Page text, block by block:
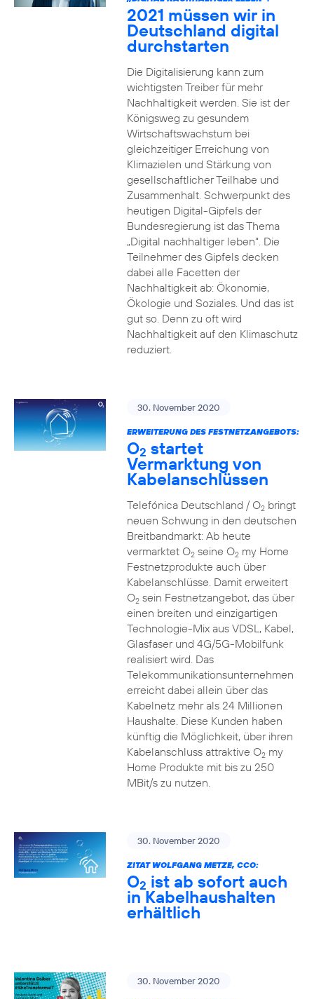
2021 müssen wir in
Deutschland digital
durchstarten
Die Digitalisierung kann zum
wichtigsten Treiber für mehr
Nachhaltigkeit werden. Sie ist der
Königsweg zu gesundem
Wirtschaftswachstum bei
gleichzeitiger Erreichung von
Klimazielen und Stärkung von
gesellschaftlicher Teilhabe und
Zusammenhalt. Schwerpunkt des
heutigen Digital-Gipfels der
Bundesregierung ist das Thema
„Digital nachhaltiger leben“. Die
Teilnehmer des Gipfels decken
dabei alle Facetten der
Nachhaltigkeit ab: Ökonomie,
Ökologie und Soziales. Und das ist
gut so. Denn zu oft wird
Nachhaltigkeit auf den Klimaschutz
reduziert.
30. November 2020
ERWEITERUNG DES FESTNETZANGEBOTS:
O2 startet
Vermarktung von
Kabelanschlüssen
Telefónica Deutschland / O2bringt
neuen Schwung in den deutschen
Breitbandmarkt: Ab heute
vermarktet O2seine O2my Home
Festnetzprodukte auch über
Kabelanschlüsse. Damit erweitert
O2sein Festnetzangebot, das über
einen breiten und einzigartigen
Technologie-Mix aus VDSL, Kabel,
Glasfaser und 4G/5G-Mobilfunk
realisiert wird. Das
Telekommunikationsunternehmen
erreicht dabei allein über das
Kabelnetz mehr als 24 Millionen
Haushalte. Diese Kunden haben
künftig die Möglichkeit, über ihren
Kabelanschluss attraktive O2my
Home Produkte mit bis zu 250
MBit/s zu nutzen.
30. November 2020
ZITAT WOLFGANG METZE, CCO:
O2 ist ab sofort auch
in Kabelhaushalten
erhältlich
30. November 2020